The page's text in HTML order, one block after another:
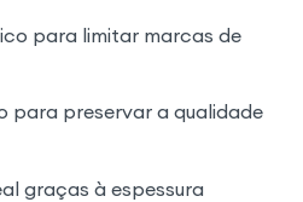
para limitar marcas de
para preservar a qualidade
graças à espessura